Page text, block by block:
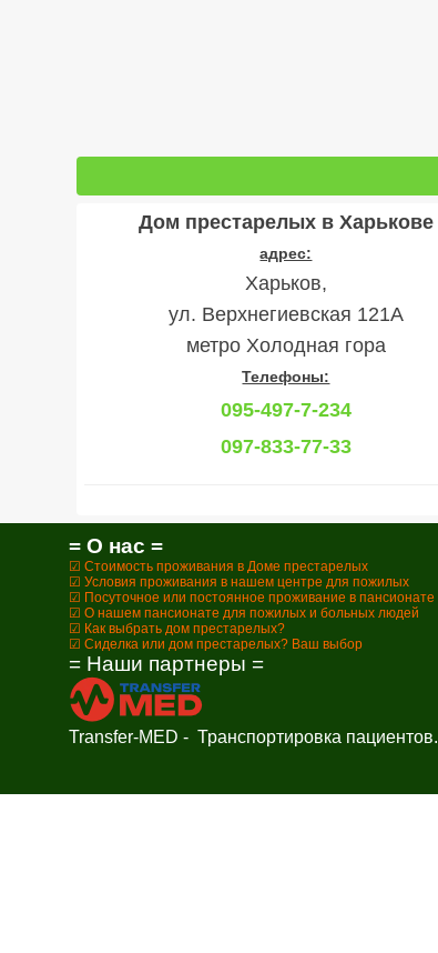
Дом престарелых в Харькове
адрес:
Харьков,
ул. Верхнегиевская 121А
метро Холодная гора
Телефоны:
095-497-7-234
097-833-77-33
= О нас =
☑ Стоимость проживания в Доме престарелых
☑ Условия проживания в нашем центре для пожилых
☑ Посуточное или постоянное проживание в пансионате
☑ О нашем пансионате для пожилых и больных людей
☑ Как выбрать дом престарелых?
☑ Сиделка или дом престарелых? Ваш выбор
= Наши партнеры =
Transfer-MED - Транспортировка пациентов.